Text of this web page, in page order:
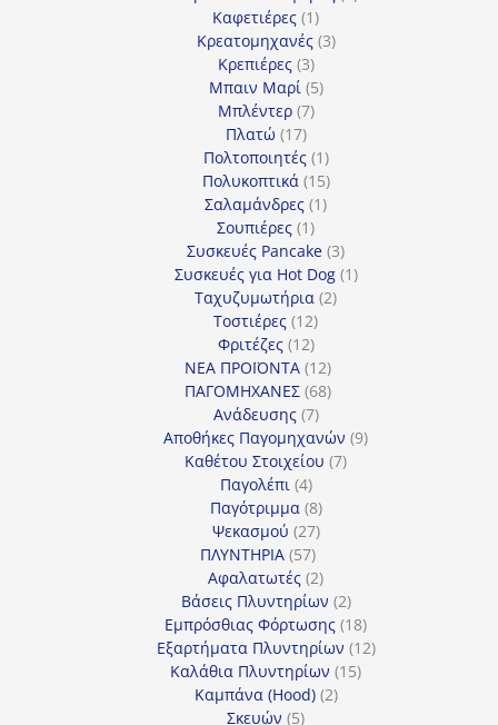
Καφετιέρες 11
προϊόν
Κρεατομηχανές 33
Κρεπιέρες 33
προϊόντα
Μπαιν Μαρί 55
Μπλέντερ 77
Πλατώ 1717
προϊόντα
Πολτοποιητές 11
προϊόν
Πολυκοπτικά 1515
προϊόντα
Σαλαμάνδρες 11
Σουπιέρες 11
προϊόν
Συσκευές Pancake 33
προϊόντα
Συσκευές για Hot Dog 11
Ταχυζυμωτήρια 22
Τοστιέρες 1212
προϊόντα
Φριτέζες 1212
προϊόντα
ΝΕΑ ΠΡΟΪΟΝΤΑ 1212
προϊόντα
ΠΑΓΟΜΗΧΑΝΕΣ 6868
Ανάδευσης 77
προϊόντα
Αποθήκες Παγομηχανών 99
Καθέτου Στοιχείου 77
Παγολέπι 44
προϊόντα
Παγότριμμα 88
προϊόντα
Ψεκασμού 2727
προϊόντα
ΠΛΥΝΤΗΡΙΑ 5757
προϊόντα
Αφαλατωτές 22
προϊόντα
Βάσεις Πλυντηρίων 22
προϊόντα
Εμπρόσθιας Φόρτωσης 1818
προϊόντα
Εξαρτήματα Πλυντηρίων 1212
Καλάθια Πλυντηρίων 1515
Καμπάνα (Hood) 22
Σκευών 55